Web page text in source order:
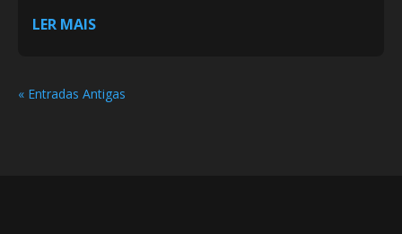
LER MAIS
« Entradas Antigas